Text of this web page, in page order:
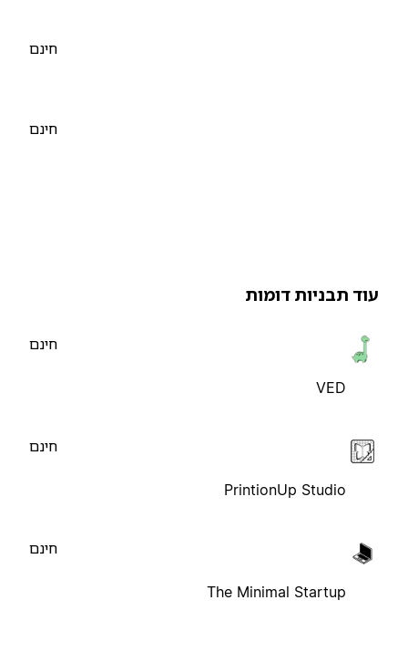
תבניות דומות
PrintionUp Studio
The Minimal Startup